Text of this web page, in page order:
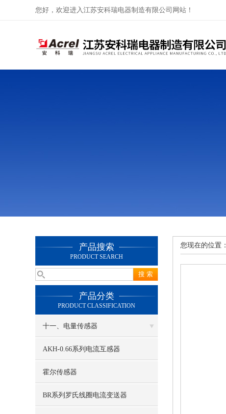
您好，欢迎进入江苏安科瑞电器制造有限公司网站！
产品搜索
PRODUCT SEARCH
产品分类
PRODUCT CLASSIFICATION
十一、电量传感器
AKH-0.66系列电流互感器
霍尔传感器
BR系列罗氏线圈电流变送器
您现在的位置：